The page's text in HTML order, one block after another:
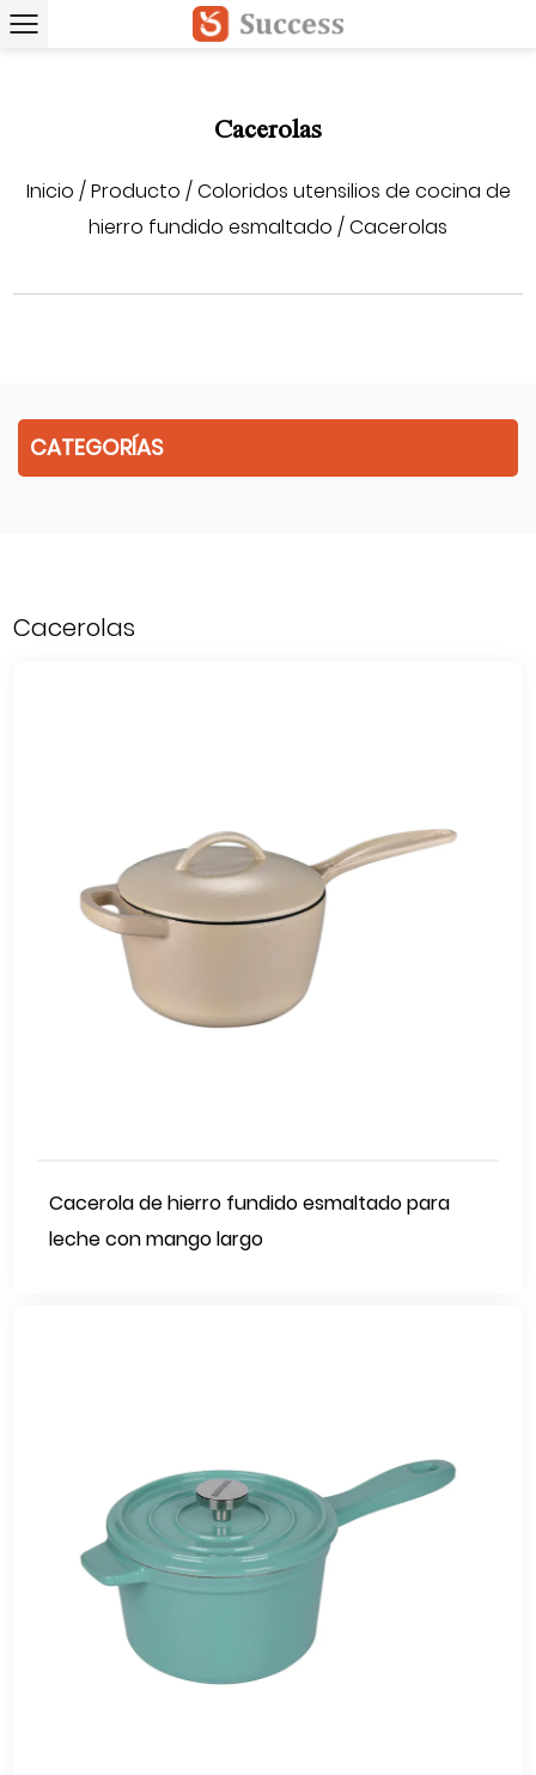
Cacerolas
Inicio /Producto /Coloridos utensilios de cocina de
hierro fundido esmaltado /Cacerolas
CATEGORÍAS
Cacerolas
Cacerola de hierro fundido esmaltado para
leche con mango largo